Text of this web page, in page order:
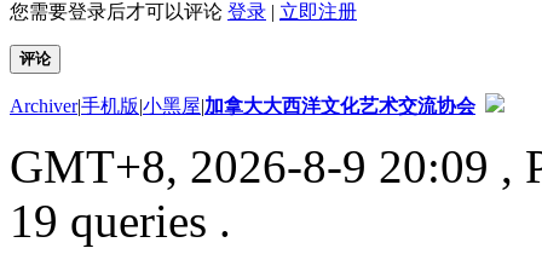
您需要登录后才可以评论 登录 | 立即注册
评论
Archiver|手机版|小黑屋|加拿大大西洋文化艺术交流协会
GMT+8, 2026-8-9 20:09 ,
19 queries .